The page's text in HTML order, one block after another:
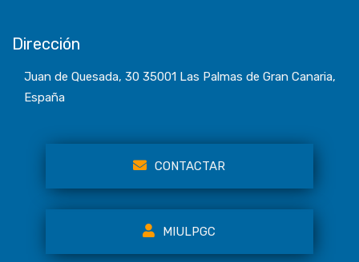
Dirección
Juan de Quesada, 30 35001 Las Palmas de Gran Canaria,
España
CONTACTAR
MIULPGC